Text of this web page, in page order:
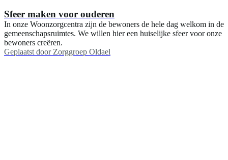
Sfeer maken voor ouderen
In onze Woonzorgcentra zijn de bewoners de hele dag welkom in de
gemeenschapsruimtes. We willen hier een huiselijke sfeer voor onze
bewoners creëren.
Geplaatst door Zorggroep Oldael